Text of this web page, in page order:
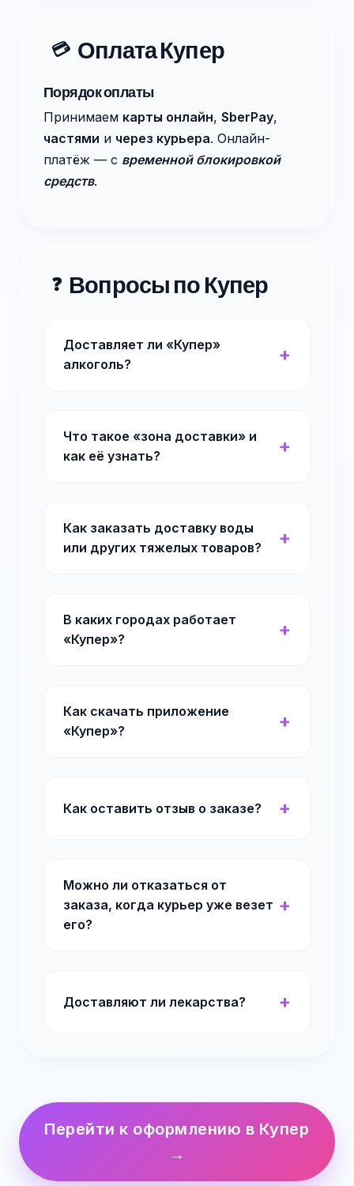
💳 Оплата Купер
Порядок оплаты
Принимаем карты онлайн, SberPay,
частями и через курьера. Онлайн-
платёж — с временной блокировкой
средств.
❓ Вопросы по Купер
Доставляет ли «Купер»
алкоголь?
Что такое «зона доставки» и
как её узнать?
Как заказать доставку воды
или других тяжелых товаров?
В каких городах работает
«Купер»?
Как скачать приложение
«Купер»?
Как оставить отзыв о заказе?
Можно ли отказаться от
заказа, когда курьер уже везет
его?
Доставляют ли лекарства?
Перейти к оформлению в Купер
→